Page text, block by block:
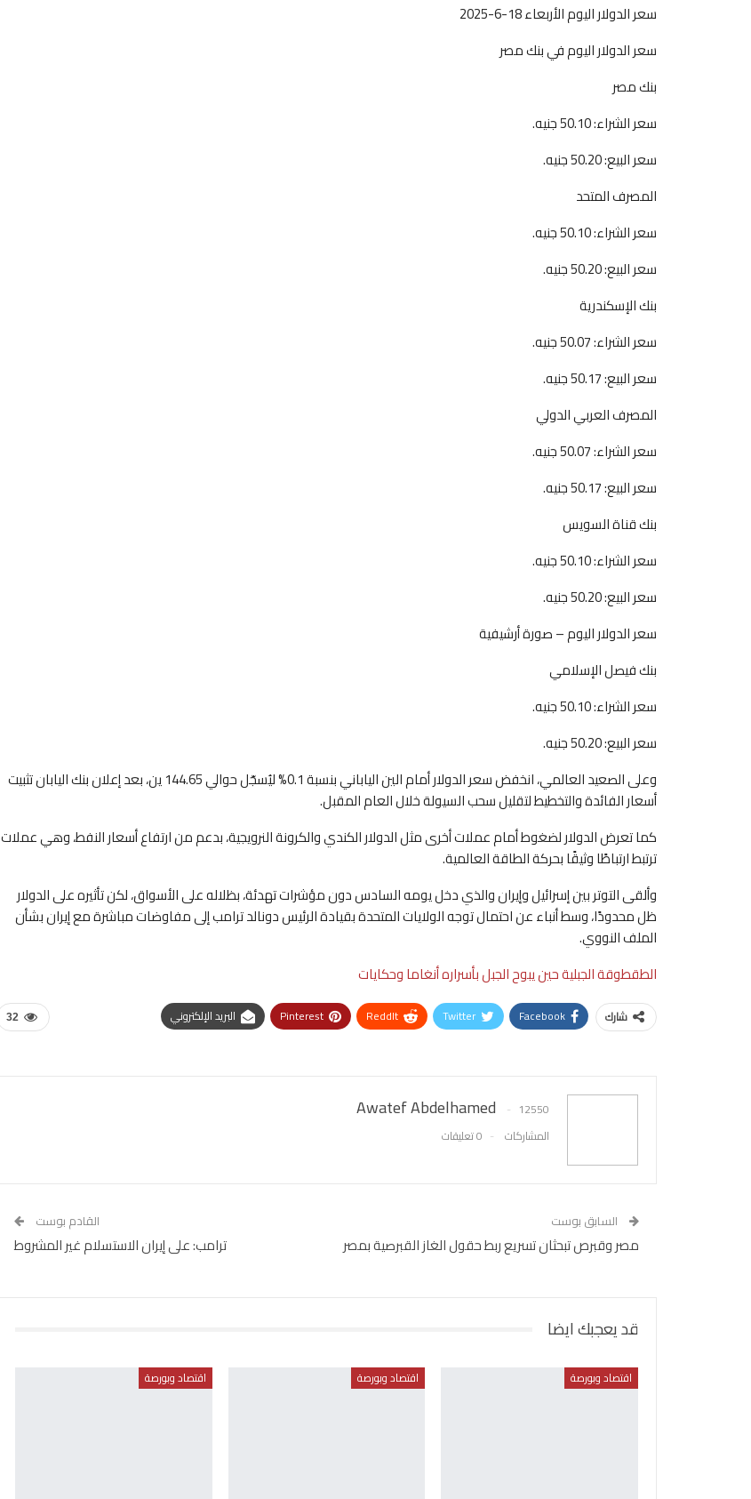
سعر الدولار اليوم الأربعاء 18-6-2025
سعر الدولار اليوم في بنك مصر
بنك مصر
سعر الشراء: 50.10 جنيه.
سعر البيع: 50.20 جنيه.
المصرف المتحد
سعر الشراء: 50.10 جنيه.
سعر البيع: 50.20 جنيه.
بنك الإسكندرية
سعر الشراء: 50.07 جنيه.
سعر البيع: 50.17 جنيه.
المصرف العربي الدولي
سعر الشراء: 50.07 جنيه.
سعر البيع: 50.17 جنيه.
بنك قناة السويس
سعر الشراء: 50.10 جنيه.
سعر البيع: 50.20 جنيه.
سعر الدولار اليوم – صورة أرشيفية
بنك فيصل الإسلامي
سعر الشراء: 50.10 جنيه.
سعر البيع: 50.20 جنيه.
وعلى الصعيد العالمي، انخفض سعر الدولار أمام الين الياباني بنسبة 0.1% ليُسجّل حوالي 144.65 ين، بعد إعلان بنك اليابان تثبيت
أسعار الفائدة والتخطيط لتقليل سحب السيولة خلال العام المقبل.
كما تعرض الدولار لضغوط أمام عملات أخرى مثل الدولار الكندي والكرونة النرويجية، بدعم من ارتفاع أسعار النفط، وهي عملات
ترتبط ارتباطًا وثيقًا بحركة الطاقة العالمية.
وألقى التوتر بين إسرائيل وإيران والذي دخل يومه السادس دون مؤشرات تهدئة، بظلاله على الأسواق، لكن تأثيره على الدولار
ظل محدودًا، وسط أنباء عن احتمال توجه الولايات المتحدة بقيادة الرئيس دونالد ترامب إلى مفاوضات مباشرة مع إيران بشأن
الملف النووي.
الطقطوقة الجبلية حين يبوح الجبل بأسراره أنغاما وحكايات
32 شارك Facebook
Twitter
ReddIt
Pinterest البريد الإلكتروني
Awatef Abdelhamed
12550
المشاركات
0 تعليقات
السابق بوست
مصر وقبرص تبحثان تسريع ربط حقول الغاز القبرصية بمصر
القادم بوست
ترامب: على إيران الاستسلام غير المشروط
قد يعجبك ايضا
اقتصاد وبورصة اقتصاد وبورصة اقتصاد وبورصة